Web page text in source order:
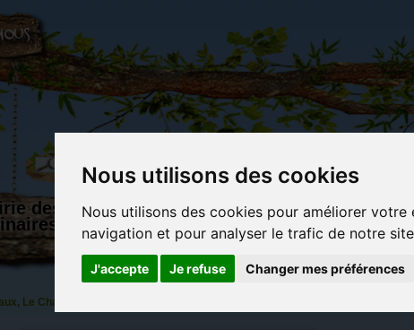
Nous utilisons des cookies
Nous utilisons des cookies pour améliorer votre
navigation et pour analyser le trafic de notre
J'accepte Je refuse Changer mes préférences
des
Carterie
papeterie
originale
Activités
manuelles,
détente et
Objets
Le Chalternatif, coll. Caractère de chat. Editions Au Bord des Continents...